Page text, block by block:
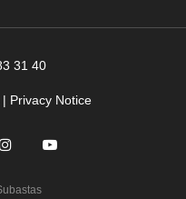
31 40
| Privacy Notice